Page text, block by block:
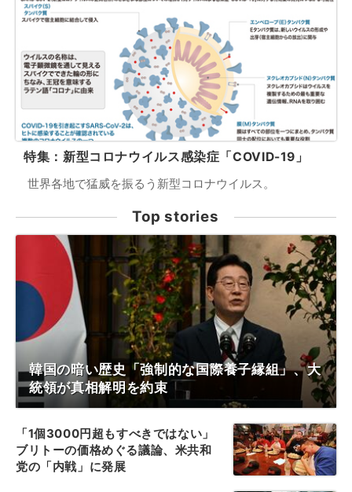
特集：新型コロナウイルス感染症「COVID-19」
世界各地で猛威を振るう新型コロナウイルス。
Top stories
韓国の暗い歴史「強制的な国際養子縁組」、大
統領が真相解明を約束
「1個3000円超もすべきではない」
ブリトーの価格めぐる議論、米共和
党の「内戦」に発展